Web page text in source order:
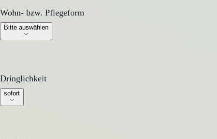
Wohn- bzw. Pflegeform
Wohn- bzw. Pflegeform
Bitte auswählen
Dringlichkeit
Dringlichkeit
sofort